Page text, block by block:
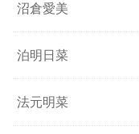
沼倉愛美
泊明日菜
法元明菜